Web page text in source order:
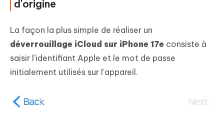
d'origine
La façon la plus simple de réaliser un
déverrouillage iCloud sur iPhone 17e consiste à
saisir l'identifiant Apple et le mot de passe
initialement utilisés sur l'appareil.